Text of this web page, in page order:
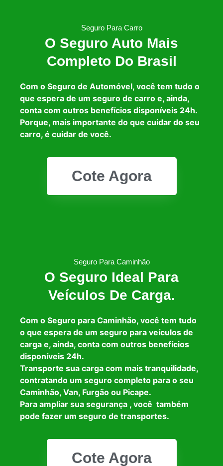
Seguro Para Carro
O Seguro Auto Mais
Completo Do Brasil
Com o Seguro de Automóvel, você tem tudo o
que espera de um seguro de carro e, ainda,
conta com outros benefícios disponíveis 24h.
Porque, mais importante do que cuidar do seu
carro, é cuidar de você.
Cote Agora
Seguro Para Caminhão
O Seguro Ideal Para
Veículos De Carga.
Com o Seguro para Caminhão, você tem tudo
o que espera de um seguro para veículos de
carga e, ainda, conta com outros benefícios
disponíveis 24h.
Transporte sua carga com mais tranquilidade,
contratando um seguro completo para o seu
Caminhão, Van, Furgão ou Picape.
Para ampliar sua segurança , você também
pode fazer um seguro de transportes.
Cote Agora